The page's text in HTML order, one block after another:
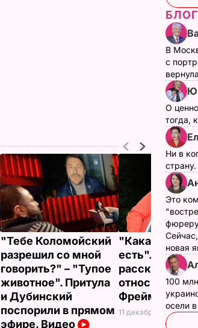
"Тебе Коломойский
разрешил со мной
говорить?" – "Тупое
животное". Притула
и Дубинский
поспорили в прямом
эфире. Видео
"Какая была,
есть". Педан
рассказал,
относится к
Фреймут
11 декабря, 13.50
В
с
О
тогда,
Ни в
Это
новая
100
осели